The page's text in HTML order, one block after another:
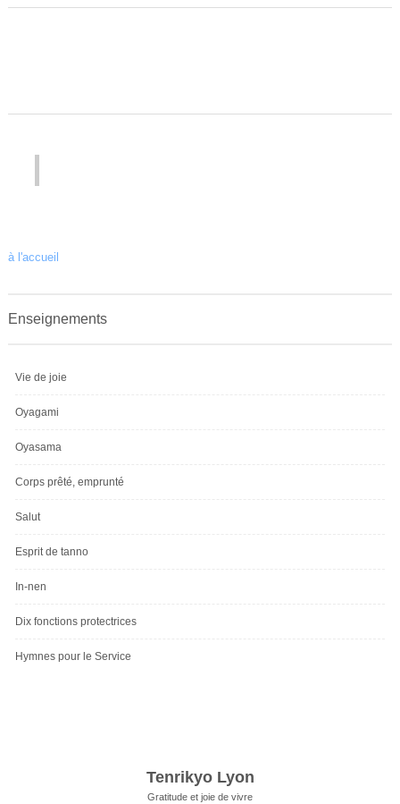
à l'accueil
Enseignements
Vie de joie
Oyagami
Oyasama
Corps prêté, emprunté
Salut
Esprit de tanno
In-nen
Dix fonctions protectrices
Hymnes pour le Service
Tenrikyo Lyon
Gratitude et joie de vivre